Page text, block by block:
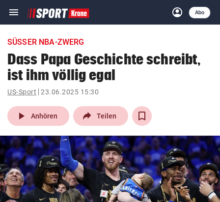
menu Navigation
ein-/ausklappen
account_circle
Anmelden
Abo
close Schließen
account_circle Anmelden
pin_drop
Wien arrow_right
bookmark
search
Suchbegriff
eingeben
SÜSSER NBA-ZWERG
Dass Papa Geschichte schreibt,
ist ihm völlig egal
US-Sport 23.06.2025 15:30
play_arrow Anhören Teilen